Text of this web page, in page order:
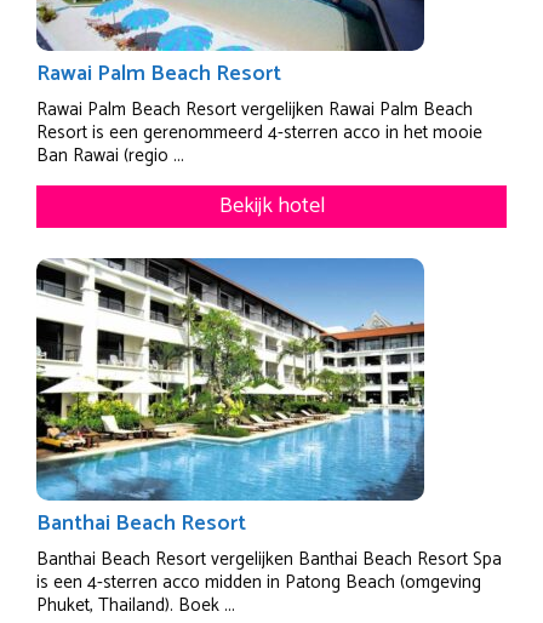
Rawai Palm Beach Resort
Rawai Palm Beach Resort vergelijken Rawai Palm Beach
Resort is een gerenommeerd 4-sterren acco in het mooie
Ban Rawai (regio ...
Bekijk hotel
Banthai Beach Resort
Banthai Beach Resort vergelijken Banthai Beach Resort Spa
is een 4-sterren acco midden in Patong Beach (omgeving
Phuket, Thailand). Boek ...